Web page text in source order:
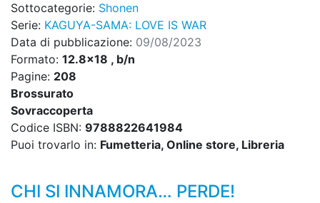
Sottocategorie: Shonen
Serie: KAGUYA-SAMA: LOVE IS WAR
Data di pubblicazione: 09/08/2023
Formato: 12.8x18 , b/n
Pagine: 208
Brossurato
Sovraccoperta
Codice ISBN: 9788822641984
Puoi trovarlo in: Fumetteria, Online store, Libreria
CHI SI INNAMORA… PERDE!